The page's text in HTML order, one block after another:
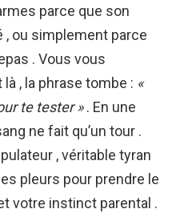
parce que son
, ou simplement parce
. Vous vous
, la phrase tombe : «
te tester ». En une
ne fait qu’un tour .
, véritable tyran
pleurs pour prendre le
votre instinct parental .